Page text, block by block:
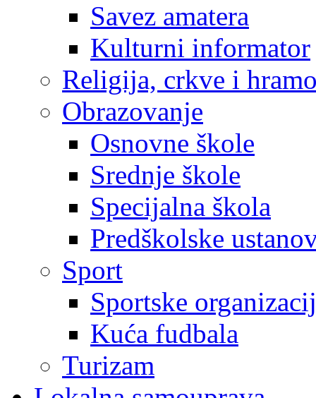
Savez amatera
Kulturni informator
Religija, crkve i
Obrazovanje
Osnovne škole
Srednje škole
Specijalna škola
Predškolske
Sport
Sportske
Kuća fudbala
Turizam